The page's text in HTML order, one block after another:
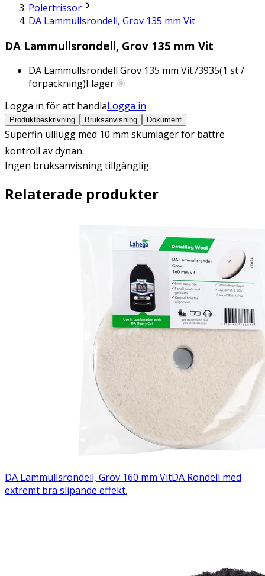
Polertrissor
DA Lammullsrondell, Grov 135 mm Vit
DA Lammullsrondell, Grov 135 mm Vit
DA Lammullsrondell Grov 135 mm Vit73935(1 st /
förpackning)I lager
Logga in för att handlaLogga in
Produktbeskrivning Bruksanvisning Dokument
Superfin ulllugg med 10 mm skumlager för bättre
kontroll av dynan.
Ingen bruksanvisning tillgänglig.
Relaterade produkter
DA Lammullsrondell, Grov 160 mm VitDA Rondell med
extremt bra slipande effekt.